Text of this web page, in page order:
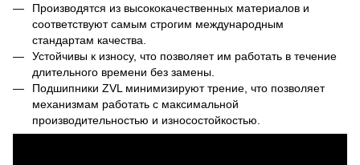
Производятся из высококачественных материалов и
соответствуют самым строгим международным
стандартам качества.
Устойчивы к износу, что позволяет им работать в течение
длительного времени без замены.
Подшипники ZVL минимизируют трение, что позволяет
механизмам работать с максимальной
производительностью и износостойкостью.